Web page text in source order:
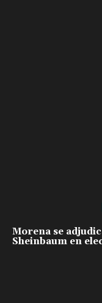
Morena se
Sheinbaum en